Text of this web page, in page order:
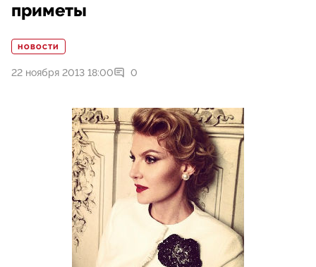
приметы
НОВОСТИ
22 ноября 2013 18:00 0